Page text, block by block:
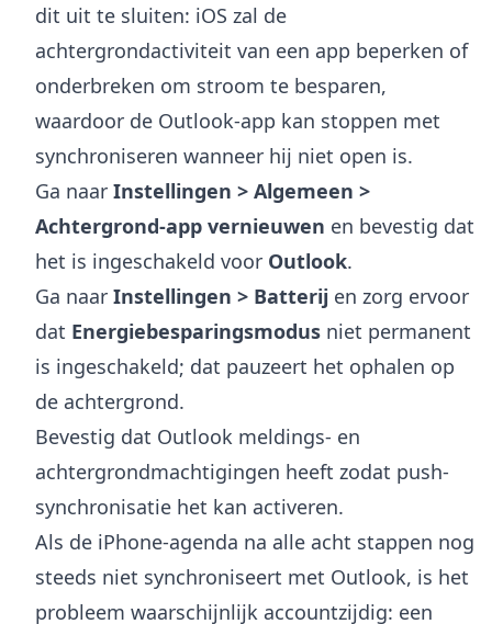
dit uit te sluiten: iOS zal de
achtergrondactiviteit van een app beperken of
onderbreken om stroom te besparen,
waardoor de Outlook-app kan stoppen met
synchroniseren wanneer hij niet open is.
Ga naar Instellingen > Algemeen >
Achtergrond-app vernieuwen en bevestig dat
het is ingeschakeld voor Outlook.
Ga naar Instellingen > Batterij en zorg ervoor
dat Energiebesparingsmodus niet permanent
is ingeschakeld; dat pauzeert het ophalen op
de achtergrond.
Bevestig dat Outlook meldings- en
achtergrondmachtigingen heeft zodat push-
synchronisatie het kan activeren.
Als de iPhone-agenda na alle acht stappen nog
steeds niet synchroniseert met Outlook, is het
probleem waarschijnlijk accountzijdig: een